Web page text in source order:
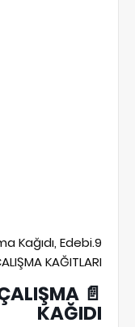
Kağıdı, Edebi
KAĞITLARI
📄
KAĞIDI